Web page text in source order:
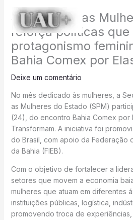
conteúdo
Secretaria das
reforça políticas
protagonismo
Bahia Comex por
Deixe um comentário
No mês dedicado às mulheres, a
as Mulheres do Estado (SPM)
(24), do encontro Bahia Comex por
Transformam. A iniciativa foi
do Brasil, com apoio da Federação
da Bahia (FIEB).
Com o objetivo de fortalecer a
setores que movem a economia
mulheres que atuam em diferentes
instituições públicas, logística,
promovendo troca de